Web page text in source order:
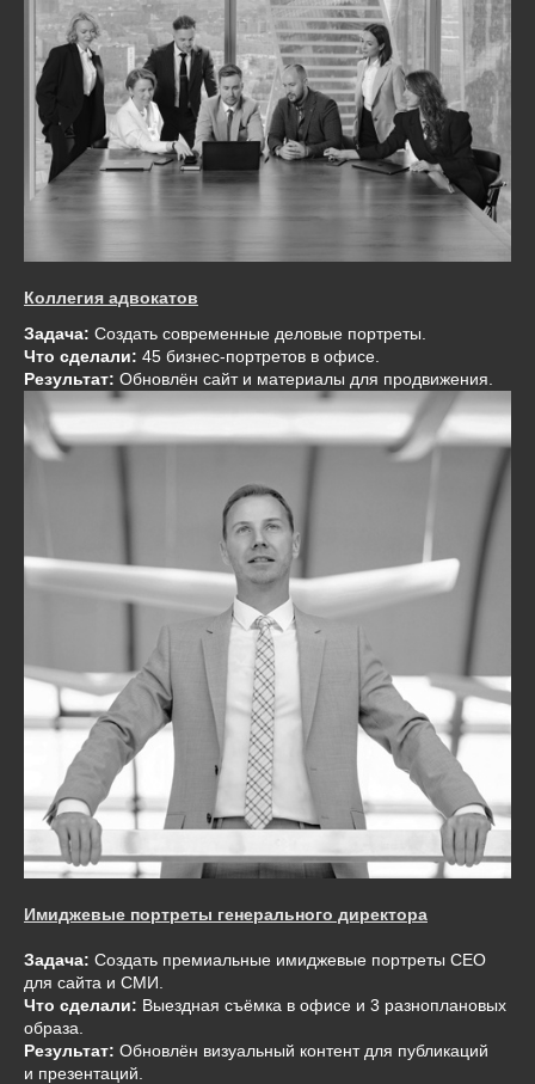
Коллегия адвокатов
Задача: Создать современные деловые портреты.
Что сделали: 45 бизнес-портретов в офисе.
Результат: Обновлён сайт и материалы для продвижения.
Имиджевые портреты генерального директора
Задача: Создать премиальные имиджевые портреты СЕО
для сайта и СМИ.
Что сделали: Выездная съёмка в офисе и 3 разноплановых
образа.
Результат: Обновлён визуальный контент для публикаций
и презентаций.